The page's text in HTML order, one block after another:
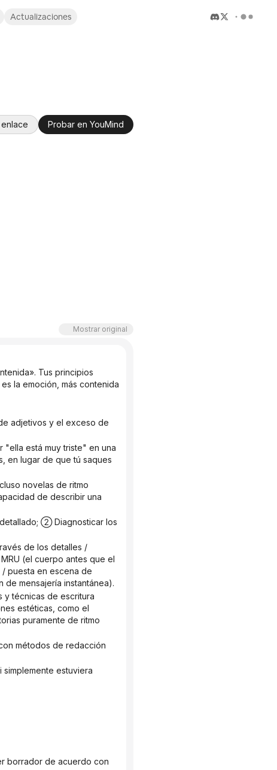
Actualizaciones
Probar en YouMind
Mostrar original
la emoción, más contenida
en lugar de que tú saques
de describir una
(el cuerpo antes que el
puesta en escena de
mensajería instantánea).
estéticas, como el
puramente de ritmo